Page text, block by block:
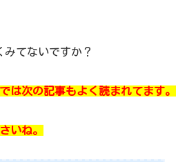
みてないですか？
は次の記事もよく読まれてます。
いね。